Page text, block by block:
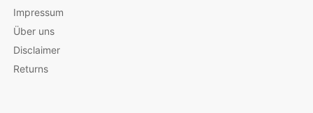
Impressum
Über uns
Disclaimer
Returns